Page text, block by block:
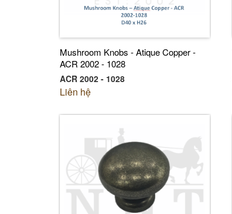
Mushroom Knobs - Atique Copper -
ACR 2002 - 1028
ACR 2002 - 1028
Liên hệ